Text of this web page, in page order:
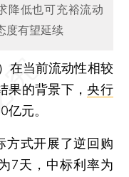
降低也可充裕流动
度有望延续
在当前流动性相较
果的背景下，央行
亿元。
式开展了逆回购
7天，中标利率为